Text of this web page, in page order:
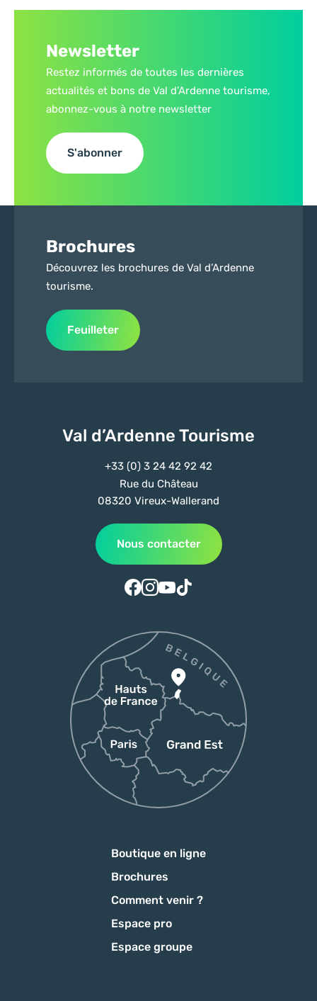
Newsletter
Restez informés de toutes les dernières
actualités et bons de Val d’Ardenne tourisme,
abonnez-vous à notre newsletter
S'abonner
Brochures
Découvrez les brochures de Val d’Ardenne
tourisme.
Feuilleter
Val d’Ardenne Tourisme
+33 (0) 3 24 42 92 42
Rue du Château
08320 Vireux-Wallerand
Nous contacter
Suivez-nous sur Facebook
Suivez-nous sur Instagram
Suivez-nous sur Youtube
Suivez-nous sur Tiktok
Boutique en ligne
Brochures
Comment venir ?
Espace pro
Espace groupe